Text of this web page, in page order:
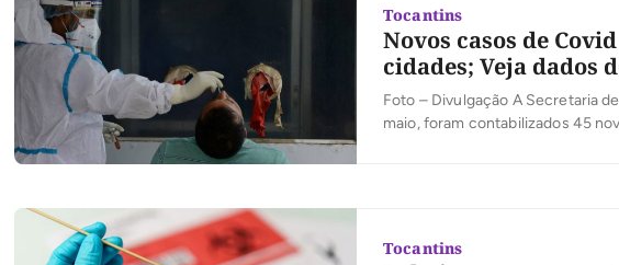
Tocantins
Novos casos de
cidades; Veja dados
Foto – Divulgação A Secretaria
maio, foram contabilizados 45
Tocantins